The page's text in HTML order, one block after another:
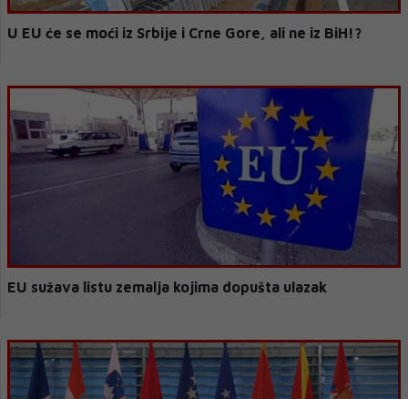
U EU će se moći iz Srbije i Crne Gore, ali ne iz BiH!?
EU sužava listu zemalja kojima dopušta ulazak